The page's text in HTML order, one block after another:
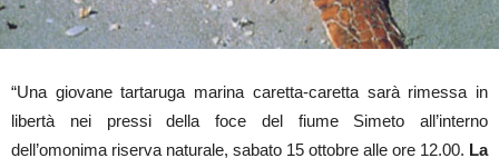
“Una giovane tartaruga marina caretta-caretta sarà rimessa in
libertà nei pressi della foce del fiume Simeto all’interno
dell’omonima riserva naturale, sabato 15 ottobre alle ore 12.00. La